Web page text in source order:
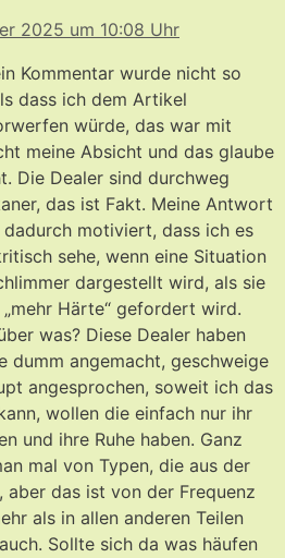
2025 um 10:08 Uhr
Kommentar wurde nicht so
dass ich dem Artikel
würde, das war mit
meine Absicht und das glaube
Die Dealer sind durchweg
das ist Fakt. Meine Antwort
motiviert, dass ich es
sehe, wenn eine Situation
dargestellt wird, als sie
Härte“ gefordert wird.
was? Diese Dealer haben
dumm angemacht, geschweige
angesprochen, soweit ich das
wollen die einfach nur ihr
und ihre Ruhe haben. Ganz
mal von Typen, die aus der
aber das ist von der Frequenz
als in allen anderen Teilen
Sollte sich da was häufen